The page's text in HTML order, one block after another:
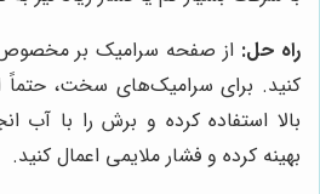
راه حل: از صفحه سرامیک بر مخصوص
کنید. برای سرامیک‌های سخت، حتماً
بالا استفاده کرده و برش را با آب
بهینه کرده و فشار ملایمی اعمال کنید.